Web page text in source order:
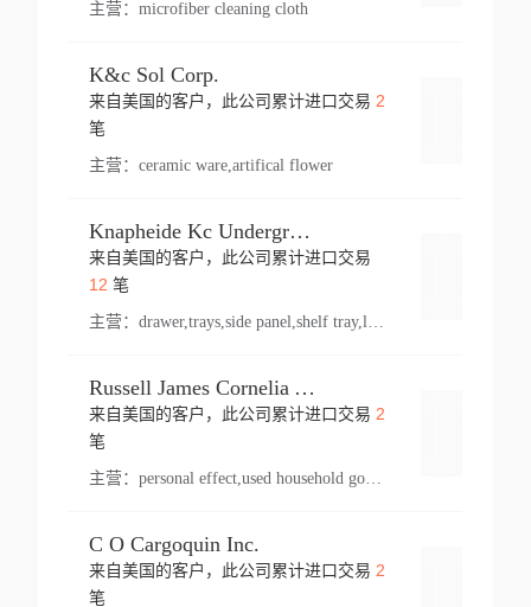
主营： microfiber cleaning cloth
K&c Sol Corp.
来自美国的客户，此公司累计进口交易 2
笔
主营： ceramic ware,artifical flower
Knapheide Kc Underground
来自美国的客户，此公司累计进口交易
12 笔
主营：
Russell James Cornelia Arlington Va
来自美国的客户，此公司累计进口交易 2
笔
主营： personal effect,used household goods
C O Cargoquin Inc.
来自美国的客户，此公司累计进口交易 2
笔